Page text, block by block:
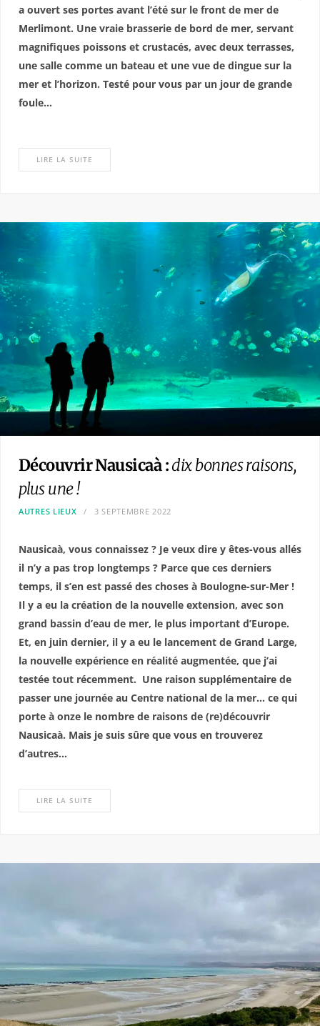
a ouvert ses portes avant l’été sur le front de mer de
Merlimont. Une vraie brasserie de bord de mer, servant
magnifiques poissons et crustacés, avec deux terrasses,
une salle comme un bateau et une vue de dingue sur la
mer et l’horizon. Testé pour vous par un jour de grande
foule…
LIRE LA SUITE
Découvrir Nausicaà :dix bonnes raisons,
plus une !
AUTRES LIEUX 3 SEPTEMBRE 2022
Nausicaà, vous connaissez ? Je veux dire y êtes-vous allés
il n’y a pas trop longtemps ? Parce que ces derniers
temps, il s’en est passé des choses à Boulogne-sur-Mer !
Il y a eu la création de la nouvelle extension, avec son
grand bassin d’eau de mer, le plus important d’Europe.
Et, en juin dernier, il y a eu le lancement de Grand Large,
la nouvelle expérience en réalité augmentée, que j’ai
testée tout récemment. Une raison supplémentaire de
passer une journée au Centre national de la mer… ce qui
porte à onze le nombre de raisons de (re)découvrir
Nausicaà. Mais je suis sûre que vous en trouverez
d’autres…
LIRE LA SUITE